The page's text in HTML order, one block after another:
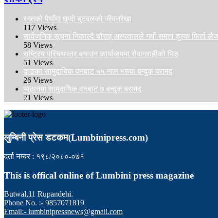
रगतको पैयाँमा घुम्दो बुटवलको जीवनरेखा
117 Views
सार्वजनिक सूचना निकाल्दै चौराह अस्पतालले गर्यो समता शुल्क फिर्ता
58 Views
राष्ट्रिय परिचयपत्र बनाउन कार्यालयमा सेवाग्राहीको भिड
51 Views
दाङका सामुदायिक वनबाट ५५ नाल भरुवा बन्दुक बरामद
26 Views
प्युठानमा सामुदायिक वनबाट ७ बन्दुक बरामद
21 Views
लुम्बिनी प्रेस डटकम(Lumbinipress.com)
दर्ता नम्बर : १९८/२०८०-०७१
This is offical online of Lumbini press magazine
Butwal,11 Rupandehi.
Phone No. :- 9857071819
Email:- lumbinipressnews@gmail.com